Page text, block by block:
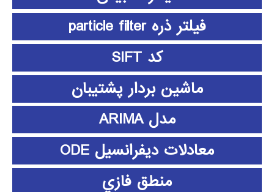
فیلتر ذره particle filter
کد SIFT
ماشین بردار پشتیبان
مدل ARIMA
معادلات دیفرانسیل ODE
منطق فازي